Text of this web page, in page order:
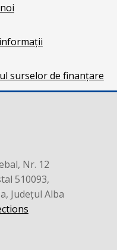
surselor de finanțare
Nr. 12
510093,
Județul Alba